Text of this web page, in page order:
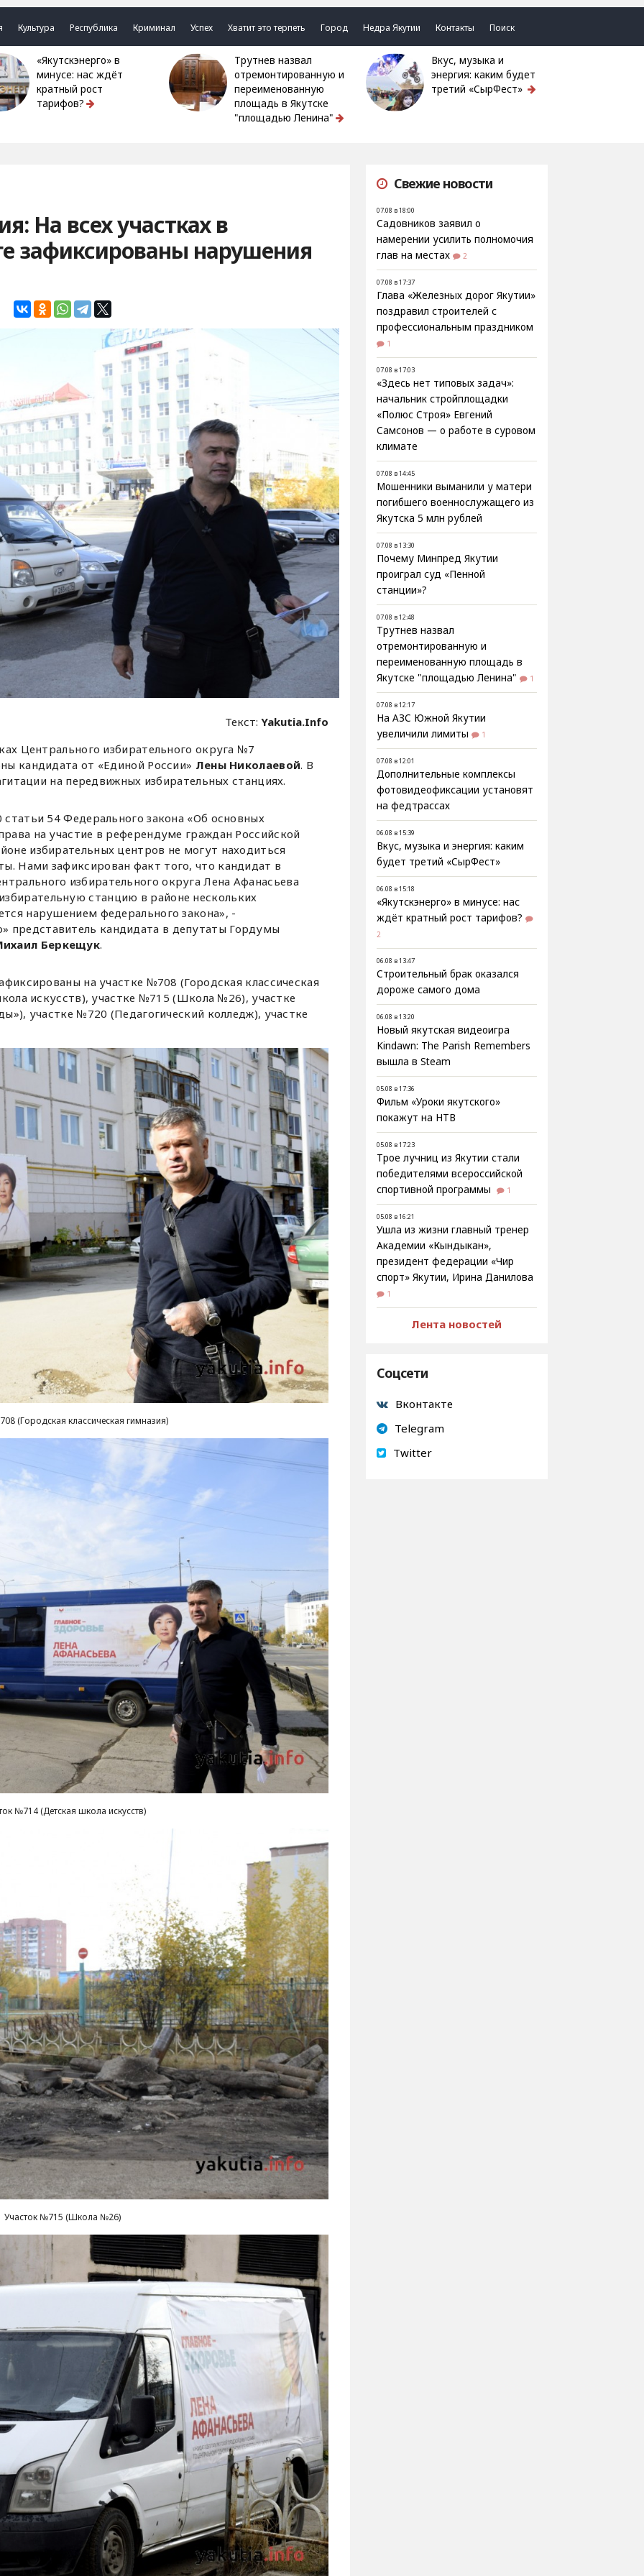
Культура Республика Криминал Успех Хватит это терпеть Город Недра Якутии Контакты Поиск
«Якутскэнерго» в
минусе: нас ждёт
кратный рост
тарифов?
Трутнев назвал
отремонтированную и
переименованную
площадь в Якутске
"площадью Ленина"
Вкус, музыка и
энергия: каким будет
третий «СырФест»
На всех участках в
зафиксированы нарушения
Текст:Yakutia.Info
Центрального избирательного округа №7
кандидата от «Единой России» Лены Николаевой. В
на передвижных избирательных станциях.
54 Федерального закона «Об основных
на участие в референдуме граждан Российской
избирательных центров не могут находиться
Нами зафиксирован факт того, что кандидат в
избирательного округа Лена Афанасьева
станцию в районе нескольких
нарушением федерального закона», -
представитель кандидата в депутаты Гордумы
Беркещук.
на участке №708 (Городская классическая
искусств), участке №715 (Школа №26), участке
участке №720 (Педагогический колледж), участке
(Городская классическая гимназия)
№714 (Детская школа искусств)
Участок №715 (Школа №26)
Свежие новости
07.08 в 18:00
Садовников заявил о
намерении усилить полномочия
глав на местах
2
07.08 в 17:37
Глава «Железных дорог Якутии»
поздравил строителей с
профессиональным праздником
1
07.08 в 17:03
«Здесь нет типовых задач»:
начальник стройплощадки
«Полюс Строя» Евгений
Самсонов — о работе в суровом
климате
07.08 в 14:45
Мошенники выманили у матери
погибшего военнослужащего из
Якутска 5 млн рублей
07.08 в 13:30
Почему Минпред Якутии
проиграл суд «Пенной
станции»?
07.08 в 12:48
Трутнев назвал
отремонтированную и
переименованную площадь в
Якутске "площадью Ленина"
1
07.08 в 12:17
На АЗС Южной Якутии
увеличили лимиты
1
07.08 в 12:01
Дополнительные комплексы
фотовидеофиксации установят
на федтрассах
06.08 в 15:39
Вкус, музыка и энергия: каким
будет третий «СырФест»
06.08 в 15:18
«Якутскэнерго» в минусе: нас
ждёт кратный рост тарифов?
2
06.08 в 13:47
Строительный брак оказался
дороже самого дома
06.08 в 13:20
Новый якутская видеоигра
Kindawn: The Parish Remembers
вышла в Steam
05.08 в 17:36
Фильм «Уроки якутского»
покажут на НТВ
05.08 в 17:23
Трое лучниц из Якутии стали
победителями всероссийской
спортивной программы
1
05.08 в 16:21
Ушла из жизни главный тренер
Академии «Кындыкан»,
президент федерации «Чир
спорт» Якутии, Ирина Данилова
1
Лента новостей
Соцсети
Вконтакте
Telegram
Twitter